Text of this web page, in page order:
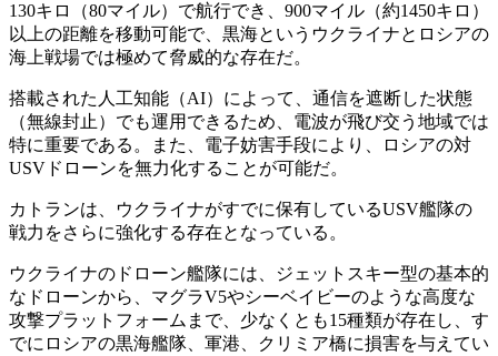
130キロ（80マイル）で航行でき、900マイル（約1450キロ）
以上の距離を移動可能で、黒海というウクライナとロシアの
海上戦場では極めて脅威的な存在だ。
搭載された人工知能（AI）によって、通信を遮断した状態
（無線封止）でも運用できるため、電波が飛び交う地域では
特に重要である。また、電子妨害手段により、ロシアの対
USVドローンを無力化することが可能だ。
カトランは、ウクライナがすでに保有しているUSV艦隊の
戦力をさらに強化する存在となっている。
ウクライナのドローン艦隊には、ジェットスキー型の基本的
なドローンから、マグラV5やシーベイビーのような高度な
攻撃プラットフォームまで、少なくとも15種類が存在し、す
でにロシアの黒海艦隊、軍港、クリミア橋に損害を与えてい